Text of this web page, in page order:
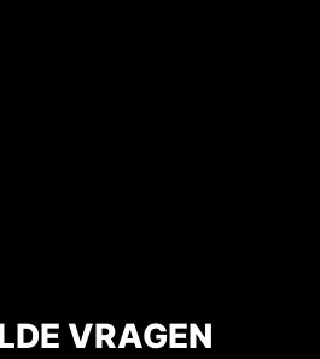
VRAGEN